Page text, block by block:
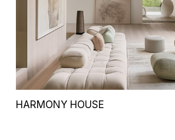
HARMONY HOUSE